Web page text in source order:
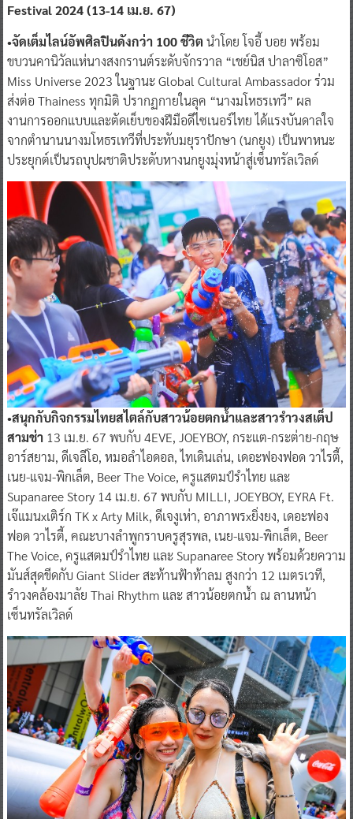
Festival 2024 (13-14 เม.ย. 67)
•จัดเต็มไลน์อัพศิลปินดังกว่า 100 ชีวิต นำโดย โจอี้ บอย พร้อม
ขบวนคานิวัลแห่นางสงกรานต์ระดับจักรวาล “เชย์นิส ปาลาซิโอส”
Miss Universe 2023 ในฐานะ Global Cultural Ambassador ร่วม
ส่งต่อ Thainess ทุกมิติ ปรากฏกายในลุค “นางมโหธรเทวี” ผล
งานการออกแบบและตัดเย็บของฝีมือดีไซเนอร์ไทย ได้แรงบันดาลใจ
จากตำนานนางมโหธรเทวีที่ประทับมยุราปักษา (นกยูง) เป็นพาหนะ
ประยุกต์เป็นรถบุปผชาติประดับหางนกยูงมุ่งหน้าสู่เซ็นทรัลเวิลด์
•สนุกกับกิจกรรมไทยสไตล์กับสาวน้อยตกน้ำและสาวรำวงสเต็ป
สามช่า13 เม.ย. 67 พบกับ 4EVE, JOEYBOY, กระแต-กระต่าย-กฤษ
อาร์สยาม, ดีเจลีโอ, หมอลำไอดอล, ไทเดินเล่น, เดอะฟองฟอด วาไรตี้,
เนย-แจม-พิกเล็ต, Beer The Voice, ครูแสตมป์รำไทย และ
Supanaree Story 14 เม.ย. 67 พบกับ MILLI, JOEYBOY, EYRA Ft.
เจ๊แมนxเติร์ก TK x Arty Milk, ดีเจงูเห่า, อาภาพรxยิ่งยง, เดอะฟอง
ฟอด วาไรตี้, คณะบางลำพูกราบครูสุรพล, เนย-แจม-พิกเล็ต, Beer
The Voice, ครูแสตมป์รำไทย และ Supanaree Story พร้อมด้วยความ
มันส์สุดขีดกับ Giant Slider สะท้านฟ้าท้าลม สูงกว่า 12 เมตรเวที,
รำวงคล้องมาลัย Thai Rhythm และ สาวน้อยตกน้ำ ณ ลานหน้า
เซ็นทรัลเวิลด์